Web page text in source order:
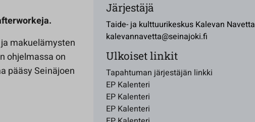
makuelämysten
ohjelmassa on
pääsy Seinäjoen
Järjestäjä
Taide- ja kulttuurikeskus Kalevan Navetta
kalevannavetta@seinajoki.fi
Ulkoiset linkit
Tapahtuman järjestäjän linkki
EP Kalenteri
EP Kalenteri
EP Kalenteri